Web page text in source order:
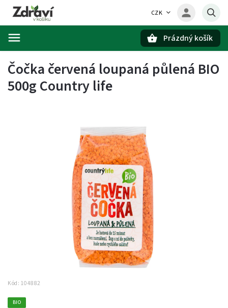
CZK
Prázdný košík
Čočka červená loupaná půlená BIO
500g Country life
Kód: 104882
BIO